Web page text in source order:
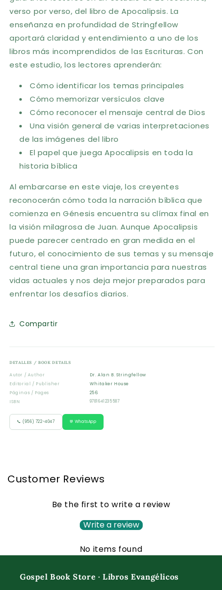
verso por verso, del libro de Apocalipsis. La
enseñanza en profundidad de Stringfellow
aportará claridad y entendimiento a uno de los
libros más incomprendidos de las Escrituras. Con
este estudio, los lectores aprenderán:
Cómo identificar los temas principales
Cómo memorizar versículos clave
Cómo reconocer el mensaje central de Dios
Una visión general de varias interpretaciones
de las imágenes del libro
El papel que juega Apocalipsis en toda la
historia bíblica
Al embarcarse en este viaje, los creyentes
reconocerán cómo toda la narración bíblica que
comienza en Génesis encuentra su clímax final en
la visión milagrosa de Juan. Aunque Apocalipsis
puede parecer centrado en gran medida en el
futuro, el conocimiento de sus temas y su mensaje
central tiene una gran importancia para nuestras
vidas actuales y nos deja mejor preparados para
enfrentar los desafíos diarios.
Compartir
DETALLES / BOOK DETAILS
Autor / Author
Dr. Alan B. Stringfellow
Editorial / Publisher
Whitaker House
Páginas / Pages
256
ISBN
9781641235587
📞 (956) 722-4047 💬 WhatsApp
Customer Reviews
Be the first to write a review
Write a review
No items found
Gospel Book Store · Libros Evangélicos